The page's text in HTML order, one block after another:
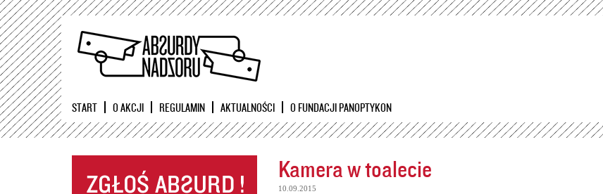
Przejdź
START O AKCJI REGULAMIN AKTUALNOŚCI O FUNDACJI PANOPTYKON
Kamera w toalecie
10.09.2015